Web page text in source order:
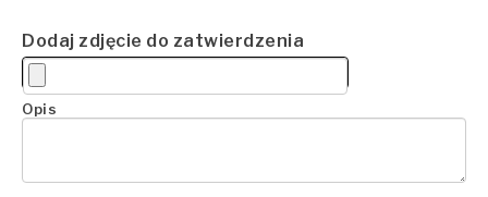
Dodaj zdjęcie do zatwierdzenia
Opis